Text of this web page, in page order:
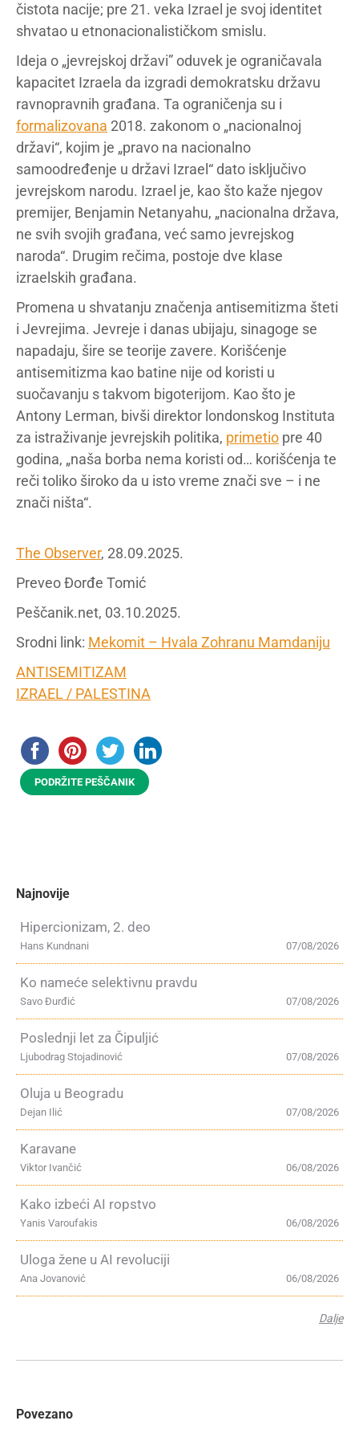
čistota nacije; pre 21. veka Izrael je svoj identitet
shvatao u etnonacionalističkom smislu.
Ideja o „jevrejskoj državi” oduvek je ograničavala
kapacitet Izraela da izgradi demokratsku državu
ravnopravnih građana. Ta ograničenja su i
formalizovana 2018. zakonom o „nacionalnoj
državi“, kojim je „pravo na nacionalno
samoodređenje u državi Izrael“ dato isključivo
jevrejskom narodu. Izrael je, kao što kaže njegov
premijer, Benjamin Netanyahu, „nacionalna država,
ne svih svojih građana, već samo jevrejskog
naroda“. Drugim rečima, postoje dve klase
izraelskih građana.
Promena u shvatanju značenja antisemitizma šteti
i Jevrejima. Jevreje i danas ubijaju, sinagoge se
napadaju, šire se teorije zavere. Korišćenje
antisemitizma kao batine nije od koristi u
suočavanju s takvom bigoterijom. Kao što je
Antony Lerman, bivši direktor londonskog Instituta
za istraživanje jevrejskih politika, primetio pre 40
godina, „naša borba nema koristi od… korišćenja te
reči toliko široko da u isto vreme znači sve – i ne
znači ništa“.
The Observer, 28.09.2025.
Preveo Đorđe Tomić
Peščanik.net, 03.10.2025.
Srodni link: Mekomit – Hvala Zohranu Mamdaniju
ANTISEMITIZAM
IZRAEL / PALESTINA
PODRŽITE PEŠČANIK
Najnovije
Hipercionizam, 2. deo
07/08/2026
Hans Kundnani
Ko nameće selektivnu pravdu
07/08/2026
Savo Đurđić
Poslednji let za Čipuljić
07/08/2026
Ljubodrag Stojadinović
Oluja u Beogradu
07/08/2026
Dejan Ilić
Karavane
06/08/2026
Viktor Ivančić
Kako izbeći AI ropstvo
06/08/2026
Yanis Varoufakis
Uloga žene u AI revoluciji
06/08/2026
Ana Jovanović
Dalje
Povezano